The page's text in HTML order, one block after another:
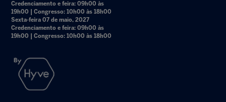
Credenciamento e feira: 09h00 às
19h00 | Congresso: 10h00 às 18h00
Sexta-feira 07 de maio, 2027
Credenciamento e feira: 09h00 às
19h00 | Congresso: 10h00 às 18h00